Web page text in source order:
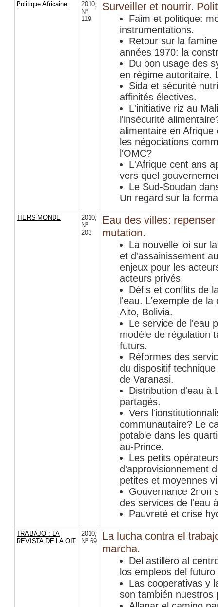
Politique Africaine 2010,
Nº
119
Surveiller et nourrir.
Faim et politique:
instrumentations.
Retour sur la
années 1970: la
Du bon usage des
en régime autoritaire.
Sida et sécurité
affinités électives.
L'initiative riz au
l'insécurité
alimentaire en
les négociations
l'OMC?
L'Afrique cent ans
vers quel
Le Sud-Soudan
Un regard sur la
TIERS MONDE 2010,
Nº
203
Eau des villes:
mutation.
La nouvelle loi sur
et d'assainissement
enjeux pour les
acteurs privés.
Défis et conflits de
l'eau. L'exemple de
Alto, Bolivia.
Le service de l'eau
modèle de régulation
futurs.
Réformes des
du dispositif
de Varanasi.
Distribution d'eau à
partagés.
Vers
communautaire? Le
potable dans les
au-Prince.
Les petits
d'approvisionnement
petites et moyennes
Gouvernance 2non
des services de l'eau
Pauvreté et crise
TRABAJO : LA
REVISTA DE LA OIT
2010,
Nº 69
La lucha contra el
marcha.
Del astillero al
los empleos del
Las cooperativas y
son también nuestros